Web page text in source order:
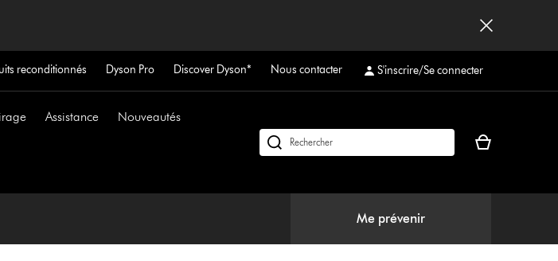
reconditionnés Dyson Pro Discover Dyson* Nous contacter S'inscrire/Se connecter
Assistance Nouveautés
Rechercher
Votre
vide
Me prévenir